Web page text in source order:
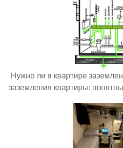
Нужно ли в квартире
заземления квартиры: